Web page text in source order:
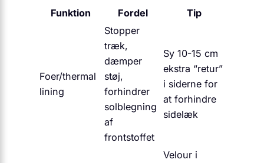
Funktion Fordel Tip
Foer/thermal
lining
Stopper
træk,
dæmper
støj,
forhindrer
solblegning
af
frontstoffet
Sy 10-15 cm
ekstra “retur”
i siderne for
at forhindre
sidelæk
Velour i